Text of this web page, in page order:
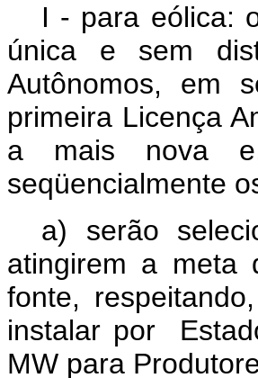
I - para eólica:
única e sem
Autônomos, em
primeira Licença
a mais nova e,
seqüencialmente
a) serão
atingirem a meta
fonte,
instalar por
MW para